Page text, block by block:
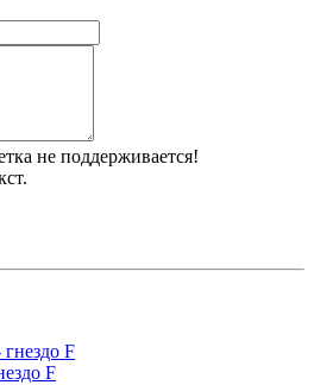
не поддерживается!
F